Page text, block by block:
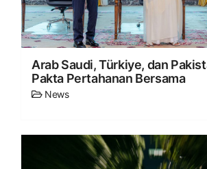
Arab Saudi, Türkiye, dan
Pakta Pertahanan Bersama
News